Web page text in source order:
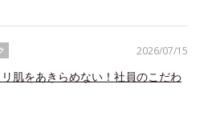
肌をあきらめない！社員のこだわ
2026/07/15